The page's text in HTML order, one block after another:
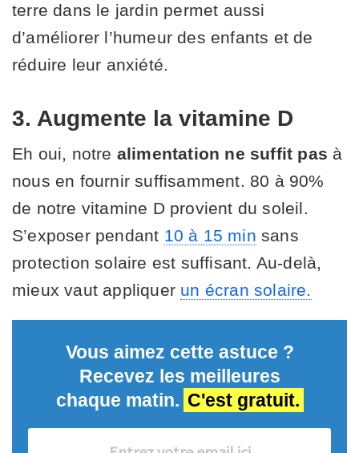
terre dans le jardin permet aussi
d’améliorer l’humeur des enfants et de
réduire leur anxiété.
3. Augmente la vitamine D
Eh oui, notre alimentation ne suffit pas à
nous en fournir suffisamment. 80 à 90%
de notre vitamine D provient du soleil.
S’exposer pendant 10 à 15 min sans
protection solaire est suffisant. Au-delà,
mieux vaut appliquer un écran solaire.
Vous aimez cette astuce ?
Recevez les meilleures
chaque matin. C'est gratuit.